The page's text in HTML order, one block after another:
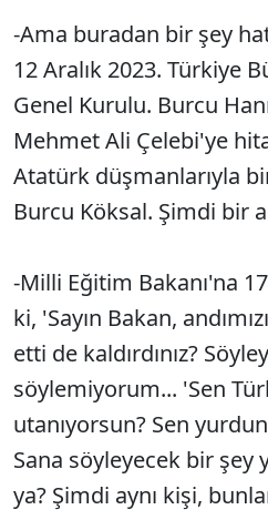
-Ama buradan bir şey
12 Aralık 2023. Türkiye
Genel Kurulu. Burcu
Mehmet Ali Çelebi'ye
Atatürk düşmanlarıyla
Burcu Köksal. Şimdi bir
-Milli Eğitim Bakanı'na
ki, 'Sayın Bakan,
etti de kaldırdınız?
söylemiyorum... 'Sen
utanıyorsun? Sen
Sana söyleyecek bir şey
ya? Şimdi aynı kişi,